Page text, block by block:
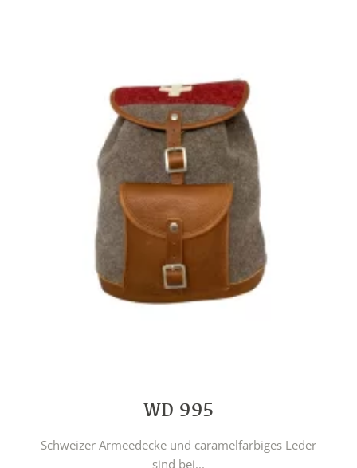
WD 995
Schweizer Armeedecke und caramelfarbiges Leder
sind bei...